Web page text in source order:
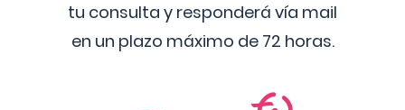
tu consulta y responderá vía mail
en un plazo máximo de 72 horas.